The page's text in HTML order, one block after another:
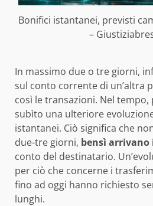
Bonifici istantanei, previsti
–
In massimo due o tre giorni,
sul conto corrente di un’altra
così le transazioni. Nel
subìto una ulteriore
istantanei. Ciò significa che
due-tre giorni, bensì arrivano
conto del destinatario.
per ciò che concerne i
fino ad oggi hanno richiesto
lunghi.